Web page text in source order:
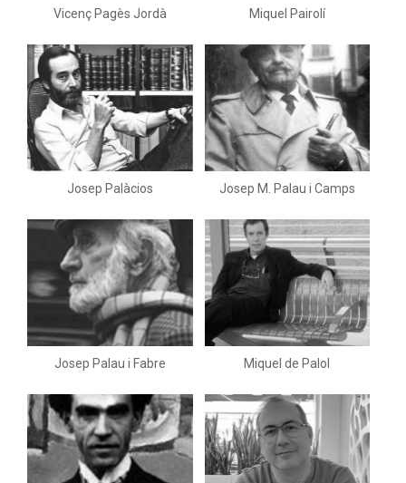
Vicenç Pagès Jordà Miquel Pairolí
Josep Palàcios Josep M. Palau i Camps
Josep Palau i Fabre Miquel de Palol